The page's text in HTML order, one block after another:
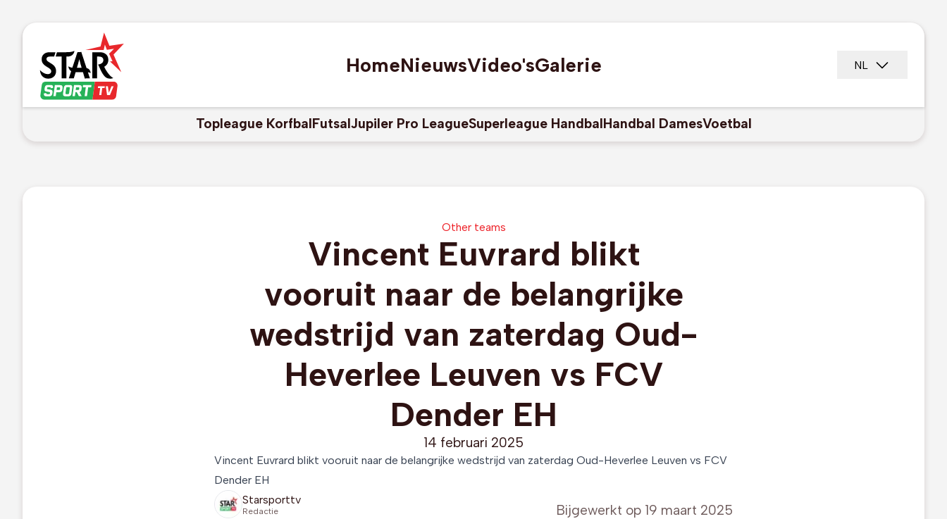
HomeNieuwsVideo'sGalerie NL
Topleague KorfbalFutsalJupiler Pro LeagueSuperleague HandbalHandbal DamesVoetbal
Other teams
Vincent Euvrard blikt
vooruit naar de belangrijke
wedstrijd van zaterdag Oud-
Heverlee Leuven vs FCV
Dender EH
14 februari 2025
Vincent Euvrard blikt vooruit naar de belangrijke wedstrijd van zaterdag Oud-Heverlee Leuven vs FCV
Dender EH
Starsporttv
Redactie Bijgewerkt op 19 maart 2025